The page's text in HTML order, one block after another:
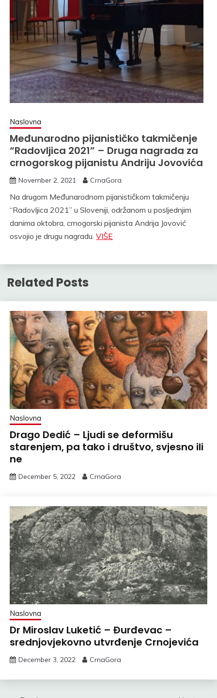
Naslovna
Međunarodno pijanističko takmičenje
“Radovljica 2021” – Druga nagrada za
crnogorskog pijanistu Andriju Jovovića
November 2, 2021 CrnaGora
Na drugom Međunarodnom pijanističkom takmičenju
“Radovljica 2021” u Sloveniji, održanom u posljednjim
danima oktobra, crnogorski pijanista Andrija Jovović
osvojio je drugu nagradu. VIŠE
Related Posts
Naslovna
Drago Dedić – Ljudi se deformišu
starenjem, pa tako i društvo, svjesno ili
ne
December 5, 2022 CrnaGora
Naslovna
Dr Miroslav Luketić – Đurđevac –
srednjovjekovno utvrđenje Crnojevića
December 3, 2022 CrnaGora